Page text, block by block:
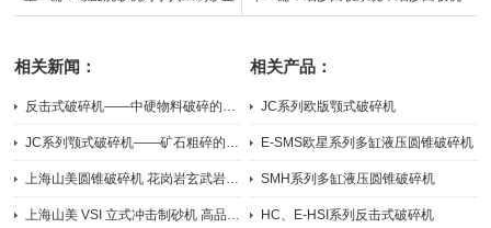
相关新闻：
反击式破碎机——中硬物料破碎的多面手
2026-07-31JC系列颚式破碎机——矿石粗碎的主力担当
2026-07-31上海山美圆锥破碎机 花岗岩玄武岩中细碎破碎机
2026-07-31上海山美 VSI 立式冲击制砂机 高品质机制砂整形设备
相关产品：
JC系列欧版颚式破碎机
2026-05-21
E-SMS欧星系列多缸液压圆锥破碎机
2026-07-22
SMH系列多缸液压圆锥破碎机
2024-09-04
HC、E-HSI系列反击式破碎机